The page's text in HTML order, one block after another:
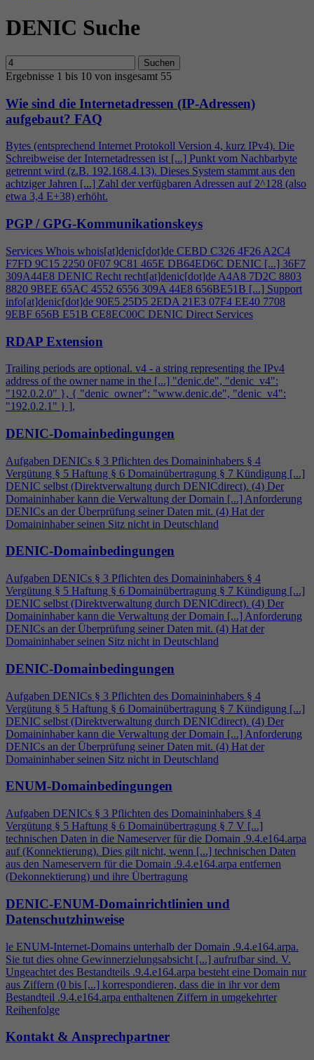
DENIC Suche
Suchen
Ergebnisse 1 bis 10 von insgesamt 55
Wie sind die Internetadressen (IP-Adressen)
aufgebaut? FAQ
Bytes (entsprechend Internet Protokoll Version 4, kurz IPv4). Die
Schreibweise der Internetadressen ist [...] Punkt vom Nachbarbyte
getrennt wird (z.B. 192.168.4.13). Dieses System stammt aus den
achtziger Jahren [...] Zahl der verfügbaren Adressen auf 2^128 (also
etwa 3,4 E+38) erhöht.
PGP / GPG-Kommunikationskeys
Services Whois whois[at]denic[dot]de CEBD C326 4F26 A2C4
F7FD 9C15 2250 0F07 9C81 465E DB64ED6C DENIC [...] 36F7
309A44E8 DENIC Recht recht[at]denic[dot]de A4A8 7D2C 8803
8820 9BEE 65AC 4552 6556 309A 44E8 656BE51B [...] Support
info[at]denic[dot]de 90E5 25D5 2EDA 21E3 07F4 EE40 7708
9EBF 656B E51B CE8EC00C DENIC Direct Services
RDAP Extension
Trailing periods are optional. v4 - a string representing the IPv4
address of the owner name in the [...] "denic.de", "denic_v4":
"192.0.2.0" }, { "denic_owner": "www.denic.de", "denic_v4":
"192.0.2.1" } ],
DENIC-Domainbedingungen
Aufgaben DENICs § 3 Pflichten des Domaininhabers § 4
Vergütung § 5 Haftung § 6 Domainübertragung § 7 Kündigung [...]
DENIC selbst (Direktverwaltung durch DENICdirect). (4) Der
Domaininhaber kann die Verwaltung der Domain [...] Anforderung
DENICs an der Überprüfung seiner Daten mit. (4) Hat der
Domaininhaber seinen Sitz nicht in Deutschland
DENIC-Domainbedingungen
Aufgaben DENICs § 3 Pflichten des Domaininhabers § 4
Vergütung § 5 Haftung § 6 Domainübertragung § 7 Kündigung [...]
DENIC selbst (Direktverwaltung durch DENICdirect). (4) Der
Domaininhaber kann die Verwaltung der Domain [...] Anforderung
DENICs an der Überprüfung seiner Daten mit. (4) Hat der
Domaininhaber seinen Sitz nicht in Deutschland
DENIC-Domainbedingungen
Aufgaben DENICs § 3 Pflichten des Domaininhabers § 4
Vergütung § 5 Haftung § 6 Domainübertragung § 7 Kündigung [...]
DENIC selbst (Direktverwaltung durch DENICdirect). (4) Der
Domaininhaber kann die Verwaltung der Domain [...] Anforderung
DENICs an der Überprüfung seiner Daten mit. (4) Hat der
Domaininhaber seinen Sitz nicht in Deutschland
ENUM-Domainbedingungen
Aufgaben DENICs § 3 Pflichten des Domaininhabers § 4
Vergütung § 5 Haftung § 6 Domainübertragung § 7 V [...]
technischen Daten in die Nameserver für die Domain .9.4.e164.arpa
auf (Konnektierung). Dies gilt nicht, wenn [...] technischen Daten
aus den Nameservern für die Domain .9.4.e164.arpa entfernen
(Dekonnektierung) und ihre Übertragung
DENIC-ENUM-Domainrichtlinien und
Datenschutzhinweise
le ENUM-Internet-Domains unterhalb der Domain .9.4.e164.arpa.
Sie tut dies ohne Gewinnerzielungsabsicht [...] aufrufbar sind. V.
Ungeachtet des Bestandteils .9.4.e164.arpa besteht eine Domain nur
aus Ziffern (0 bis [...] korrespondieren, dass die in ihr vor dem
Bestandteil .9.4.e164.arpa enthaltenen Ziffern in umgekehrter
Reihenfolge
Kontakt & Ansprechpartner